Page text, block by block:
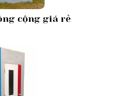
cộng giá rẻ